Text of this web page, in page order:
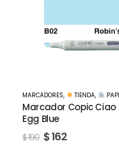
MARCADORES, TIENDA,
Marcador Copic Ciao
Blue
$190 $162